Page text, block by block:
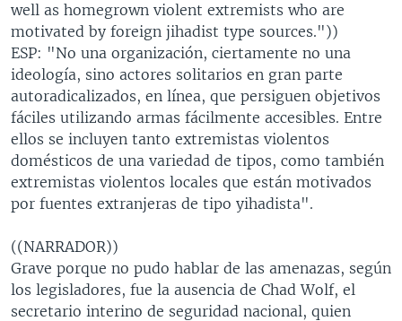
well as homegrown violent extremists who are
motivated by foreign jihadist type sources."))
ESP: "No una organización, ciertamente no una
ideología, sino actores solitarios en gran parte
autoradicalizados, en línea, que persiguen objetivos
fáciles utilizando armas fácilmente accesibles. Entre
ellos se incluyen tanto extremistas violentos
domésticos de una variedad de tipos, como también
extremistas violentos locales que están motivados
por fuentes extranjeras de tipo yihadista".
((NARRADOR))
Grave porque no pudo hablar de las amenazas, según
los legisladores, fue la ausencia de Chad Wolf, el
secretario interino de seguridad nacional, quien